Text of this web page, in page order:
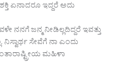
ಏನಾದರೂ ಇದ್ದರೆ ಅದು
ನನಗೆ ಜನ್ಮ ನೀಡಿಲ್ಲದಿದ್ದರೆ ಇವತ್ತು
ನಿಸ್ವಾರ್ಥ ಸೇವೆಗೆ ನಾ ಎಂದು
ಮಹಿಳಾ